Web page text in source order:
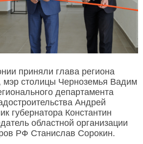
приняли глава региона
мэр столицы Черноземья Вадим
департамента
Андрей
губернатора Константин
областной организации
РФ Станислав Сорокин.